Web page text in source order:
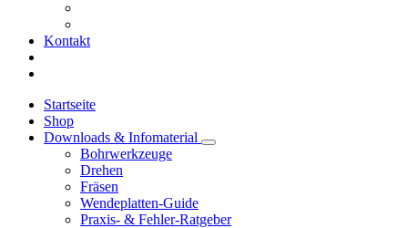
Kontakt
Startseite
Shop
Downloads & Infomaterial
Bohrwerkzeuge
Drehen
Fräsen
Wendeplatten-Guide
Praxis- & Fehler-Ratgeber